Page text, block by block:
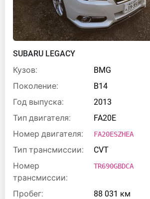
SUBARU LEGACY
Кузов:
BMG
Поколение:
B14
Год выпуска:
2013
Тип двигателя:
FA20E
Номер двигателя:
FA20ESZHEA
Тип трансмиссии:
CVT
Номер
трансмиссии:
TR690GBDCA
Пробег:
88 031 км